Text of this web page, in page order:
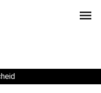
menu